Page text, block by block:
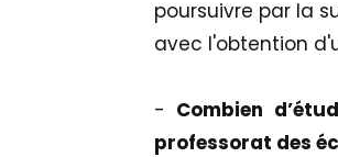
poursuivre par la
avec l'obtention
- Combien
professorat des